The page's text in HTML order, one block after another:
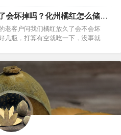
用到很古老的橘红，那样性价比不
的比较珍稀，产量少。化橘红几年的
没有这个结论，是愈陈愈良，时间越
所以化橘红陈年的更好吗…
会坏掉吗？化州橘红怎么储
红可以放多久
老客户问我们橘红放久了会不会坏
几瓶，打算有空就吃一下，没事就保
纲目拾遗有记载。那么要怎么存储
要密封存放于阴凉干燥处即可。我们
密封垫、玻璃罐保存，这样有时…